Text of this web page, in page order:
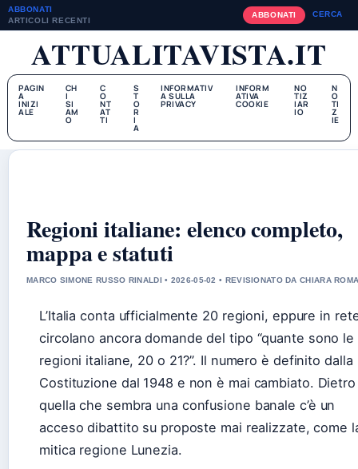
ABBONATI
ARTICOLI RECENTI
ABBONATI CERCA
ATTUALITAVISTA.IT
PAGIN
A
INIZI
ALE
CH
I
SI
AM
O
C
O
NT
AT
TI
S
T
O
R
I
A
INFORMATIV
A SULLA
PRIVACY
INFORM
ATIVA
COOKIE
NO
TIZ
IAR
IO
N
O
TI
Z
IE
Regioni italiane: elenco completo,
mappa e statuti
MARCO SIMONE RUSSO RINALDI • 2026-05-02 • REVISIONATO DA CHIARA
L’Italia conta ufficialmente 20 regioni, eppure in
circolano ancora domande del tipo “quante sono le
regioni italiane, 20 o 21?”. Il numero è definito dalla
Costituzione dal 1948 e non è mai cambiato. Dietro
quella che sembra una confusione banale c’è un
acceso dibattito su proposte mai realizzate, come
mitica regione Lunezia.